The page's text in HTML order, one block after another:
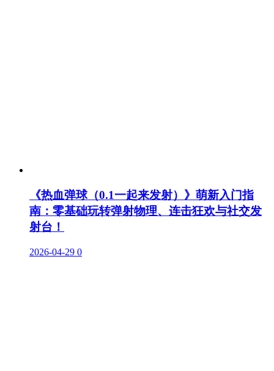
《热血弹球（0.1一起来发射）》萌新入门指
南：零基础玩转弹射物理、连击狂欢与社交发
射台！
2026-04-29 0